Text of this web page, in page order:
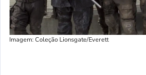
Imagem: Coleção Lionsgate/Everett